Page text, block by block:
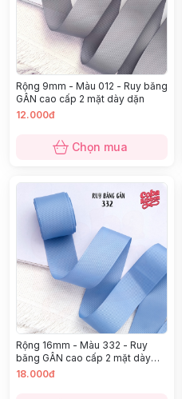
Rộng 9mm - Màu 012 - Ruy băng
GÂN cao cấp 2 mặt dày dặn
12.000đ
Chọn mua
Rộng 16mm - Màu 332 - Ruy
băng GÂN cao cấp 2 mặt dày
dặn
18.000đ